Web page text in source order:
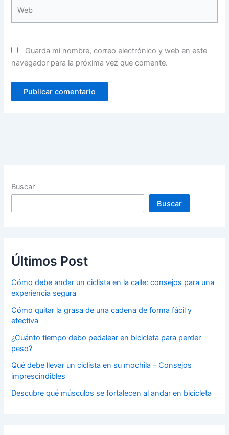
Guarda mi nombre, correo electrónico y web en este
navegador para la próxima vez que comente.
Buscar
Buscar
Últimos Post
Cómo debe andar un ciclista en la calle: consejos para una
experiencia segura
Cómo quitar la grasa de una cadena de forma fácil y
efectiva
¿Cuánto tiempo debo pedalear en bicicleta para perder
peso?
Qué debe llevar un ciclista en su mochila – Consejos
imprescindibles
Descubre qué músculos se fortalecen al andar en bicicleta